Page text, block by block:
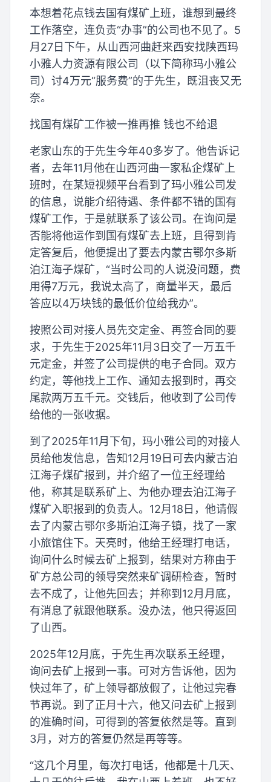
本想着花点钱去国有煤矿上班，谁想到最终
工作落空，连负责“办事”的公司也不见了。5
月27日下午，从山西河曲赶来西安找陕西玛
小雅人力资源有限公司（以下简称玛小雅公
司）讨4万元“服务费”的于先生，既沮丧又无
奈。
找国有煤矿工作被一推再推 钱也不给退
老家山东的于先生今年40多岁了。他告诉记
者，去年11月他在山西河曲一家私企煤矿上
班时，在某短视频平台看到了玛小雅公司发
的信息，说能介绍待遇、条件都不错的国有
煤矿工作，于是就联系了该公司。在询问是
否能将他运作到国有煤矿去上班，且得到肯
定答复后，他便提出了要去内蒙古鄂尔多斯
泊江海子煤矿，“当时公司的人说没问题，费
用得7万元，我说太高了，商量半天，最后
答应以4万块钱的最低价位给我办”。
按照公司对接人员先交定金、再签合同的要
求，于先生于2025年11月3日交了一万五千
元定金，并签了公司提供的电子合同。双方
约定，等他找上工作、通知去报到时，再交
尾款两万五千元。交钱后，他收到了公司传
给他的一张收据。
到了2025年11月下旬，玛小雅公司的对接人
员给他发信息，告知12月19日可去内蒙古泊
江海子煤矿报到，并介绍了一位王经理给
他，称其是联系矿上、为他办理去泊江海子
煤矿入职报到的负责人。12月18日，他请假
去了内蒙古鄂尔多斯泊江海子镇，找了一家
小旅馆住下。天亮时，他给王经理打电话，
询问什么时候去矿上报到，结果对方称由于
矿方总公司的领导突然来矿调研检查，暂时
去不成了，让他先回去；并称到12月月底，
有消息了就跟他联系。没办法，他只得返回
了山西。
2025年12月底，于先生再次联系王经理，
询问去矿上报到一事。可对方告诉他，因为
快过年了，矿上领导都放假了，让他过完春
节再说。到了正月十六，他又问去矿上报到
的准确时间，可得到的答复依然是等。直到
3月，对方的答复仍然是再等等。
“这几个月里，每次打电话，他都是十几天、